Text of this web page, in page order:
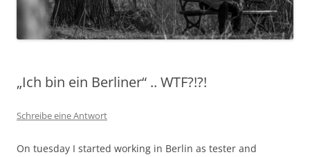
„Ich bin ein Berliner“ .. WTF?!?!
Schreibe eine Antwort
On tuesday I started working in Berlin as tester and